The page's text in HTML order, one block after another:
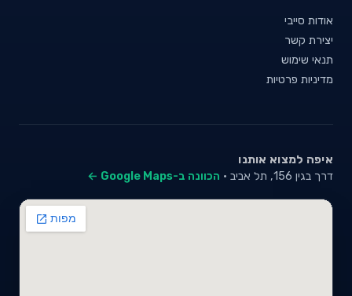
אודות סייבי
יצירת קשר
תנאי שימוש
מדיניות פרטיות
איפה למצוא אותנו
דרך בגין 156, תל אביב · הכוונה ב-Google Maps ←